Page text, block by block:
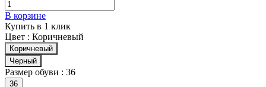
В корзине
Купить в 1 клик
Цвет : Коричневый
Коричневый
Черный
Размер обуви : 36
36